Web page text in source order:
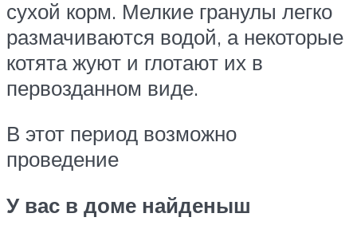
сухой корм. Мелкие гранулы легко
размачиваются водой, а некоторые
котята жуют и глотают их в
первозданном виде.
В этот период возможно
проведение
У вас в доме найденыш